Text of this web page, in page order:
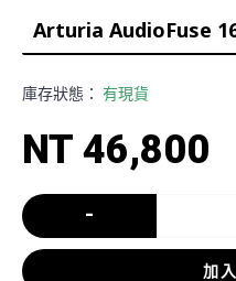
Arturia AudioFuse
庫存狀態： 有現貨
NT 46,800
-
加